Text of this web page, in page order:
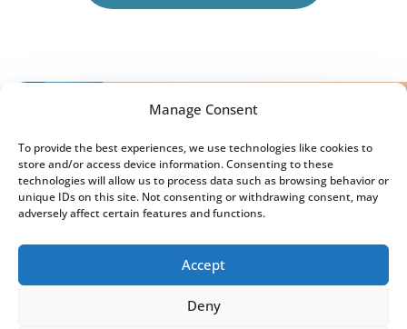
Manage Consent
To provide the best experiences, we use technologies like cookies to
store and/or access device information. Consenting to these
technologies will allow us to process data such as browsing behavior or
unique IDs on this site. Not consenting or withdrawing consent, may
adversely affect certain features and functions.
Accept
Deny